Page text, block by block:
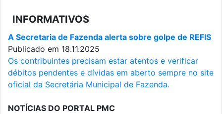
INFORMATIVOS
A Secretaria de Fazenda alerta sobre golpe de REFIS
Publicado em 18.11.2025
Os contribuintes precisam estar atentos e verificar
débitos pendentes e dívidas em aberto sempre no site
oficial da Secretária Municipal de Fazenda.
NOTÍCIAS DO PORTAL PMC